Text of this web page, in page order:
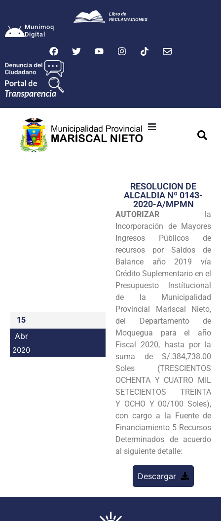
Munimoq
Digital
Transparencia
Seguridad
Programas
Intranet
15
Abr
2020
RESOLUCION DE
ALCALDIA Nº 0143-
2020-A/MPMN
AUTORIZAR la
Incorporación de Mayores
Ingresos Públicos de
recursos por Saldos de
Balance año 2019 vía
Crédito Suplementario en el
Presupuesto lnstítucional
de la Municipalidad
Provincial Mariscal Nieto,
del Departamento de
Moquegua para el año
Fiscal 2020, hasta por la
suma de S/.384,738.00
Soles (TRESCIENTOS
OCHENTA Y CUATRO MIL
SETECIENTOS TREINTA
Y OCHO Y 00/100 Soles),
con cargo a la Fuente de
Financiamiento 5 Recursos
Determinados de acuerdo
al siguiente detalle:
Descargar